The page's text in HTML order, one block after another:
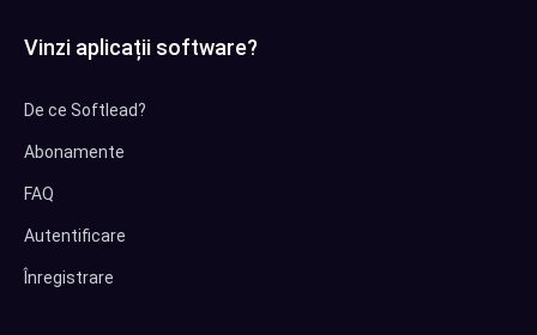
Vinzi aplicații software?
De ce Softlead?
Abonamente
FAQ
Autentificare
Înregistrare